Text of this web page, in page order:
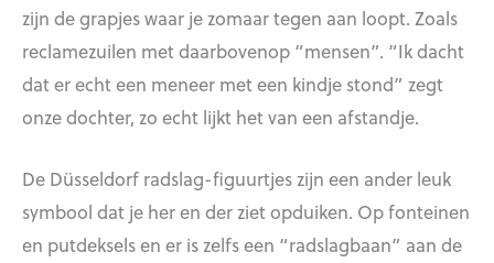
zijn de grapjes waar je zomaar tegen aan loopt. Zoals
reclamezuilen met daarbovenop “mensen”. “Ik dacht
dat er echt een meneer met een kindje stond” zegt
onze dochter, zo echt lijkt het van een afstandje.
De Düsseldorf radslag-figuurtjes zijn een ander leuk
symbool dat je her en der ziet opduiken. Op fonteinen
en putdeksels en er is zelfs een “radslagbaan” aan de